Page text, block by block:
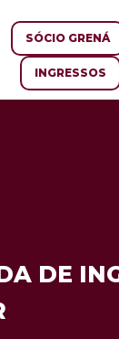
SÓCIO GRENÁ
INGRESSOS
DE